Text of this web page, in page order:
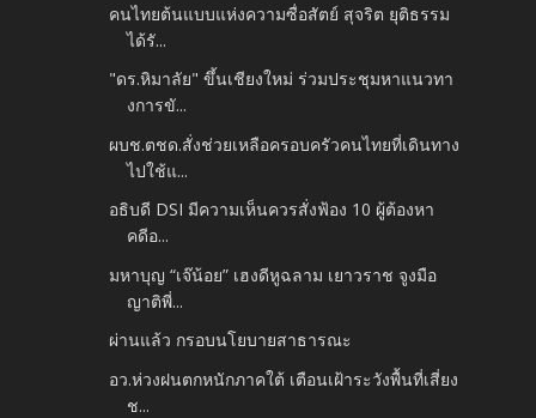
คนไทยต้นแบบแห่งความซื่อสัตย์ สุจริต ยุติธรรม
ได้รั...
"ดร.หิมาลัย" ขึ้นเชียงใหม่ ร่วมประชุมหาแนวทา
งการขั...
ผบช.ตชด.สั่งช่วยเหลือครอบครัวคนไทยที่เดินทาง
ไปใช้แ...
อธิบดี DSI มีความเห็นควรสั่งฟ้อง 10 ผู้ต้องหา
คดีอ...
มหาบุญ “เจ๊น้อย” เฮงดีหูฉลาม เยาวราช จูงมือ
ญาติพี่...
ผ่านแล้ว กรอบนโยบายสาธารณะ
อว.ห่วงฝนตกหนักภาคใต้ เตือนเฝ้าระวังพื้นที่เสี่ยง
ช...